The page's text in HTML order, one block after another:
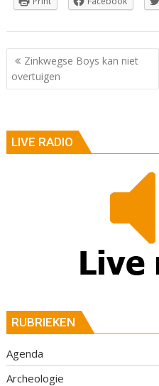
Berichtnavigatie
Zinkwegse Boys kan niet
overtuigen
LIVE RADIO
RUBRIEKEN
Agenda
Archeologie